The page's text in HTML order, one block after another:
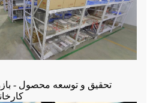
تحقیق و توسعه محصول -